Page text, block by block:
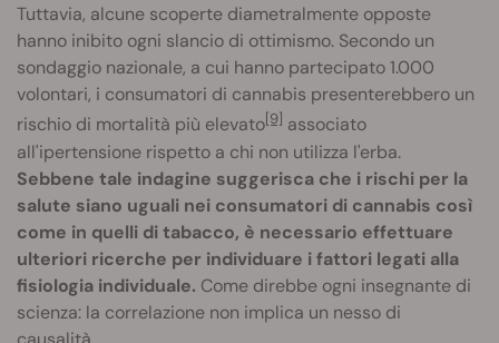
Tuttavia, alcune scoperte diametralmente opposte
hanno inibito ogni slancio di ottimismo. Secondo un
sondaggio nazionale, a cui hanno partecipato 1.000
volontari, i consumatori di cannabis presenterebbero un
rischio di mortalità più elevato[9] associato
all'ipertensione rispetto a chi non utilizza l'erba.
Sebbene tale indagine suggerisca che i rischi per la
salute siano uguali nei consumatori di cannabis così
come in quelli di tabacco, è necessario effettuare
ulteriori ricerche per individuare i fattori legati alla
fisiologia individuale. Come direbbe ogni insegnante di
scienza: la correlazione non implica un nesso di